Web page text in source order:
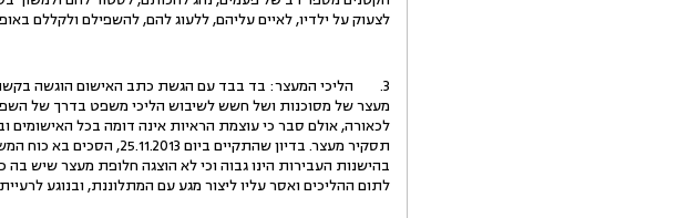
לצעוק על ילדיו, לאיים עליהם, ללעוג להם, להשפילם ולקללם
3. הליכי המעצר: בד בבד עם הגשת כתב האישום הוגשה בקשה
לכאורה, אולם סבר כי עוצמת הראיות אינה דומה בכל
תסקיר מעצר. בדיון
בהישנות העבירות הינו גבוה וכי לא הוצגה חלופת מעצר שיש
לתום ההליכים ואסר עליו ליצור מגע עם המתלוננת, ובנוגע